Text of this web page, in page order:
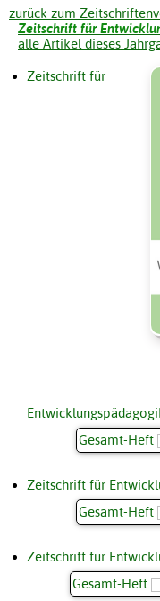
zurück zum
Zeitschrift für
alle Artikel dieses
Zeitschrift für
Gesamt-Heft
Zeitschrift für
Gesamt-Heft
Zeitschrift für
Gesamt-Heft